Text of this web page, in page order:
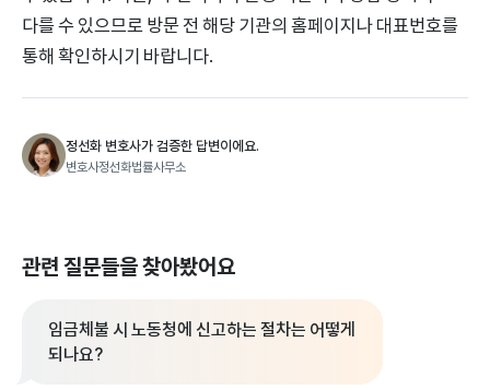
다를 수 있으므로 방문 전 해당 기관의 홈페이지나 대표번호를
통해 확인하시기 바랍니다.
정선화 변호사가 검증한 답변이에요.
변호사정선화법률사무소
관련 질문들을 찾아봤어요
임금체불 시 노동청에 신고하는 절차는 어떻게
되나요?